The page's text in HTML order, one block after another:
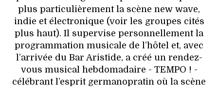
plus particulièrement la scène new wave,
indie et électronique (voir les groupes cités
plus haut). Il supervise personnellement la
programmation musicale de l’hôtel et, avec
l’arrivée du Bar Aristide, a créé un rendez-
vous musical hebdomadaire - TEMPO ! -
célébrant l’esprit germanopratin où la scène